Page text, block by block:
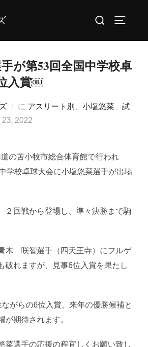
検
対
が第53回全国中学校卓
入賞￼
に アスリート別 小塩悠菜
試
23, 2022
の苫小牧市総合体育館で行われ
学校卓球大会に小塩悠菜選手が出場
２回戦から登場し、準々決勝まで駒
木 咲智選手（四天王寺）にフルゲ
破れますが、見事6位入賞を果たし
がらの6位入賞、来年の優勝候補と
が期待されます。
菜選手の応援の程宜しくお願い致し